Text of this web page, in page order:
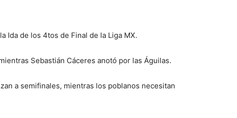
Ida de los 4tos de Final de la Liga MX.
Sebastián Cáceres anotó por las Águilas.
a semifinales, mientras los poblanos necesitan